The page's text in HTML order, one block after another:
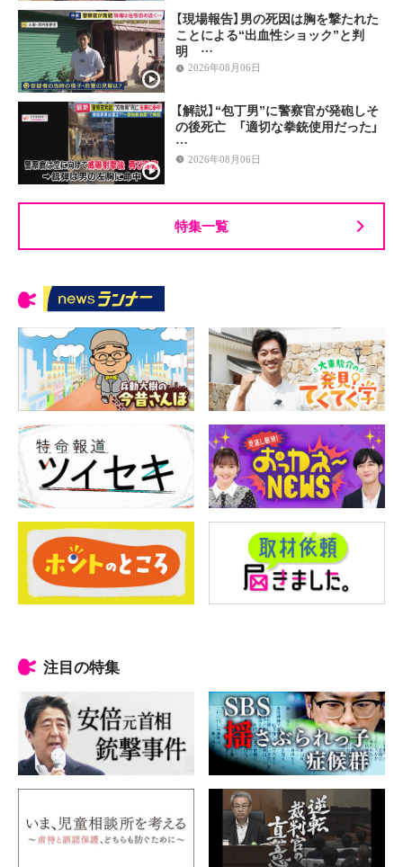
【現場報告】男の死因は胸を撃たれた
ことによる“出血性ショック”と判
明 …
2026年08月06日
【解説】“包丁男”に警察官が発砲しそ
の後死亡 「適切な拳銃使用だった」
…
2026年08月06日
特集一覧
注目の特集